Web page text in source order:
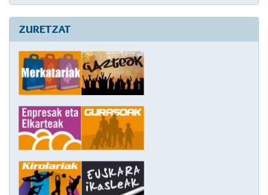
ZURETZAT